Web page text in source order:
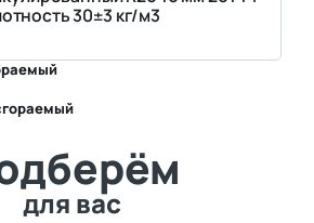
30±3 кг/м3
для вас